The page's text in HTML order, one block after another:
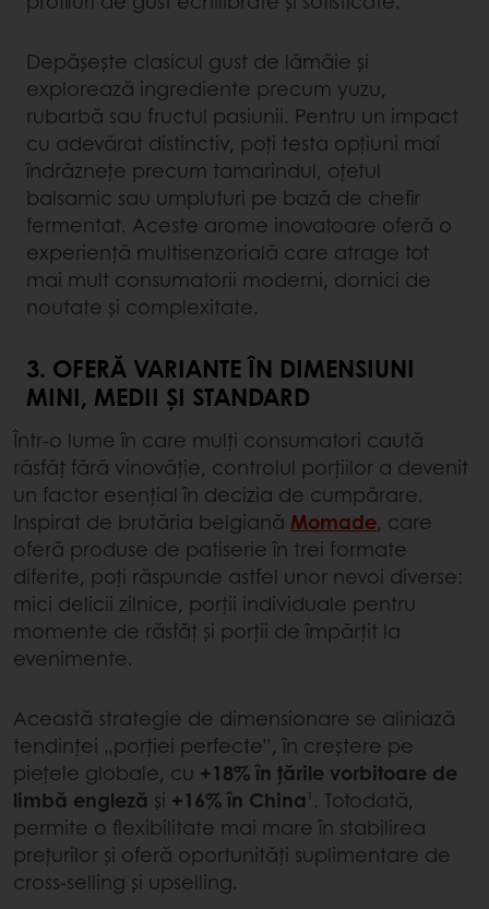
Depășește clasicul gust de lămâie și
explorează ingrediente precum yuzu,
rubarbă sau fructul pasiunii. Pentru un impact
cu adevărat distinctiv, poți testa opțiuni mai
îndrăznețe precum tamarindul, oțetul
balsamic sau umpluturi pe bază de chefir
fermentat. Aceste arome inovatoare oferă o
experiență multisenzorială care atrage tot
mai mult consumatorii moderni, dornici de
noutate și complexitate.
3. OFERĂ VARIANTE ÎN DIMENSIUNI
MINI, MEDII ȘI STANDARD
Într-o lume în care mulți consumatori caută
răsfăț fără vinovăție, controlul porțiilor a devenit
un factor esențial în decizia de cumpărare.
Inspirat de brutăria belgiană Momade, care
oferă produse de patiserie în trei formate
diferite, poți răspunde astfel unor nevoi diverse:
mici delicii zilnice, porții individuale pentru
momente de răsfăț și porții de împărțit la
evenimente.
Această strategie de dimensionare se aliniază
tendinței „porției perfecte”, în creștere pe
piețele globale, cu +18% în țările vorbitoare de
limbă engleză și +16% în China¹. Totodată,
permite o flexibilitate mai mare în stabilirea
prețurilor și oferă oportunități suplimentare de
cross-selling și upselling.